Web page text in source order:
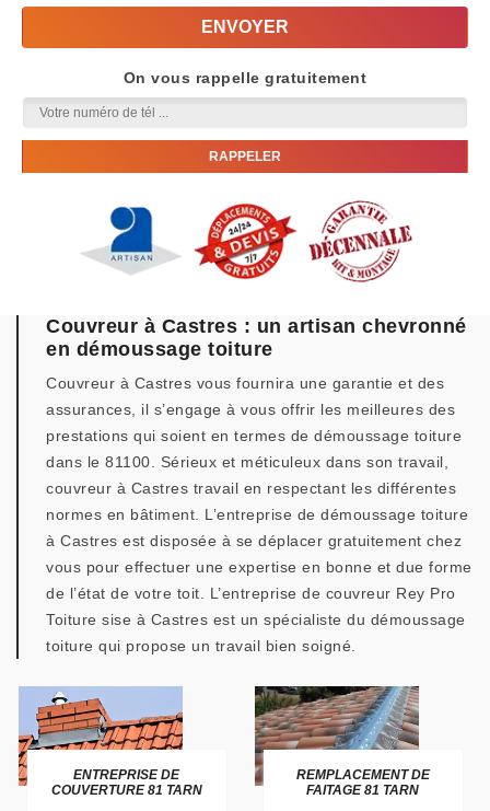
On vous rappelle gratuitement
Couvreur à Castres : un artisan chevronné
en démoussage toiture
Couvreur à Castres vous fournira une garantie et des
assurances, il s’engage à vous offrir les meilleures des
prestations qui soient en termes de démoussage toiture
dans le 81100. Sérieux et méticuleux dans son travail,
couvreur à Castres travail en respectant les différentes
normes en bâtiment. L’entreprise de démoussage toiture
à Castres est disposée à se déplacer gratuitement chez
vous pour effectuer une expertise en bonne et due forme
de l’état de votre toit. L’entreprise de couvreur Rey Pro
Toiture sise à Castres est un spécialiste du démoussage
toiture qui propose un travail bien soigné.
ENTREPRISE DE
COUVERTURE 81 TARN
REMPLACEMENT DE
FAITAGE 81 TARN